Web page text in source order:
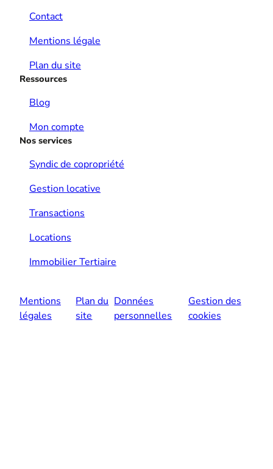
Contact
Mentions légale
Plan du site
Ressources
Blog
Mon compte
Nos services
Syndic de copropriété
Gestion locative
Transactions
Locations
Immobilier Tertiaire
Mentions
légales
Plan du
site
Données
personnelles
Gestion des
cookies